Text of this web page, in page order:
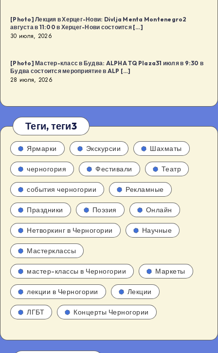
[Photo] Лекция в Херцег-Нови: Divlja Menta Montenegro2
августа в 11:00 в Херцег-Нови состоится […]
30 июля, 2026
[Photo] Мастер-класс в Будва: ALPHA TQ Plaza31 июля в 9:30 в
Будва состоится мероприятие в ALP […]
28 июля, 2026
Теги, теги3
Ярмарки Экскурсии Шахматы
черногория Фестивали Театр
события черногории Рекламные
Праздники Поэзия Онлайн
Нетворкинг в Черногории Научные
Мастерклассы
мастер-классы в Черногории Маркеты
лекции в Черногории Лекции
ЛГБТ Концерты Черногории